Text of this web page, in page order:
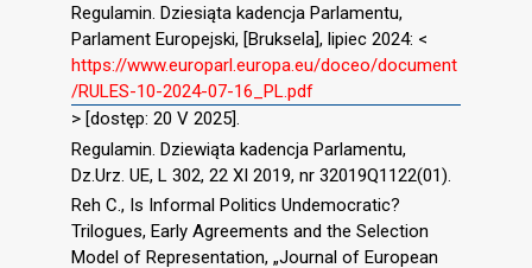
Regulamin. Dziesiąta kadencja Parlamentu,
Parlament Europejski, [Bruksela], lipiec 2024: <
https://www.europarl.europa.eu/doceo/document
/RULES-10-2024-07-16_PL.pdf
> [dostęp: 20 V 2025].
Regulamin. Dziewiąta kadencja Parlamentu,
Dz.Urz. UE, L 302, 22 XI 2019, nr 32019Q1122(01).
Reh C., Is Informal Politics Undemocratic?
Trilogues, Early Agreements and the Selection
Model of Representation, „Journal of European